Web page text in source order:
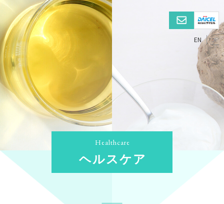
EN JP
ヘルスケア